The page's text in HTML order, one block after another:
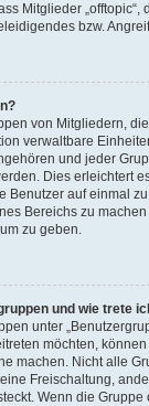
Mitglieder „offtopic“,
bzw.
von Mitgliedern,
verwaltbare
und jeder
Dies erleichtert
Benutzer auf einmal
Bereichs zu
zu geben.
und wie trete
unter
möchten,
machen. Nicht alle
Freischaltung,
Wenn die Gruppe